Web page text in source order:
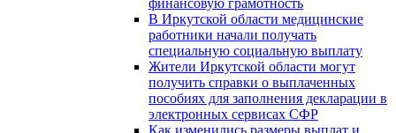
В Иркутской области медицинские
работники начали получать
специальную социальную выплату
Жители Иркутской области могут
получить справки о выплаченных
пособиях для заполнения декларации в
электронных сервисах СФР
Как изменились размеры выплат и